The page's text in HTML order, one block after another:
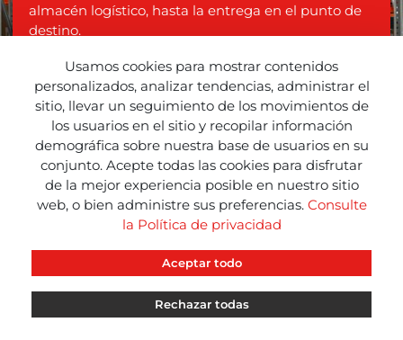
almacén logístico, hasta la entrega en el punto de
destino.
Seguimiento y certificación de
entrega/recogida
Información interactiva 24/7/365, con
actualización "on-line"
POD – Conforme de Entrega: digital,
Integrado
Transferencias de datos bilateral con clientes,
consignatarios, proveedores, puertos,
aeropuertos y aduanas.
CBL
CBL
Usamos cookies para mostrar contenidos
personalizados, analizar tendencias, administrar el
sitio, llevar un seguimiento de los movimientos de
los usuarios en el sitio y recopilar información
demográfica sobre nuestra base de usuarios en su
conjunto. Acepte todas las cookies para disfrutar
de la mejor experiencia posible en nuestro sitio
web, o bien administre sus preferencias. Consulte
la Política de privacidad
Aceptar todo
Rechazar todas